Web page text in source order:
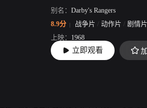
别名： Darby's Rangers
8.9分
战争片 / 动作片 / 剧情片
上映： 1968
片长： 115分26秒
立即观看